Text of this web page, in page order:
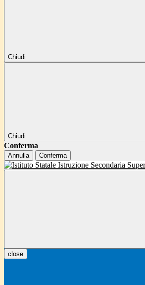
Chiudi
Chiudi
Conferma
Annulla Conferma
close